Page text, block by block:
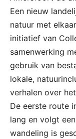
Een nieuw
natuur met
initiatief van
samenwerking
gebruik van
lokale,
verhalen over
De eerste route
lang en volgt
wandeling is